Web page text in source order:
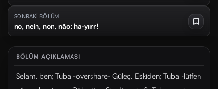
SONRAKİ BÖLÜM
no, nein, non, não: ha-yıırr!
BÖLÜM AÇIKLAMASI
Selam, ben; Tuba -overshare- Güleç. Eskiden; Tuba -lütfen